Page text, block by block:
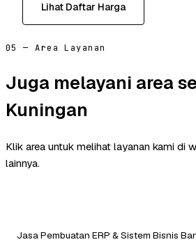
Lihat Daftar Harga
05 — Area Layanan
Juga melayani area
Kuningan
Klik area untuk melihat layanan kami di
lainnya.
Jasa Pembuatan ERP & Sistem Bisnis